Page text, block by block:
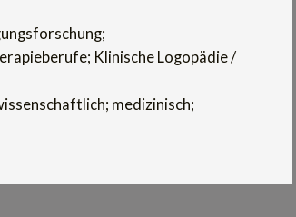
Klinische Logopädie /
medizinisch;